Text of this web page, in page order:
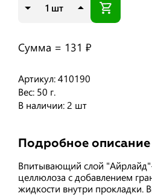
Артикул: 410190
Вес: 50 г.
В наличии: 2 шт
шт
Сумма = 131 ₽
Подробное описание
Впитывающий слой
целлюлоза с добавлением
жидкости внутри прокладки.